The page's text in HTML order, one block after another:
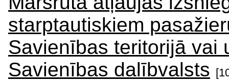
starptautiskiem
Savienības teritorijā vai
Savienības dalībvalsts